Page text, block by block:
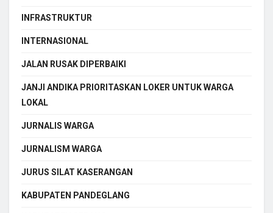
INFRASTRUKTUR
INTERNASIONAL
JALAN RUSAK DIPERBAIKI
JANJI ANDIKA PRIORITASKAN LOKER UNTUK WARGA
LOKAL
JURNALIS WARGA
JURNALISM WARGA
JURUS SILAT KASERANGAN
KABUPATEN PANDEGLANG